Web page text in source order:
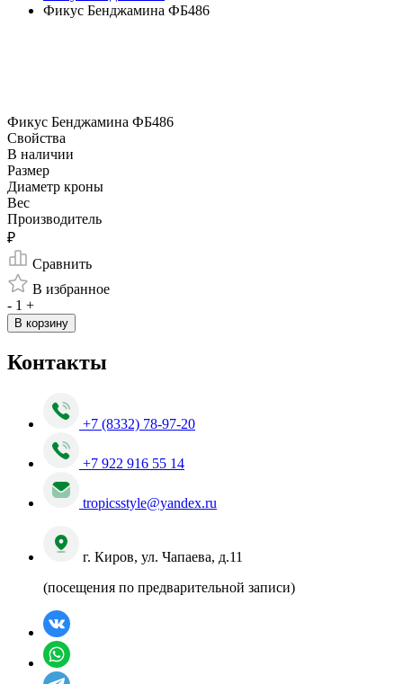
Фикус Бенджамина ФБ486
Фикус Бенджамина ФБ486
Свойства
В наличии
Размер
Диаметр кроны
Вес
Производитель
₽
Сравнить
В избранное
- 1 +
В корзину
Контакты
+7 (8332) 78-97-20
+7 922 916 55 14
tropicsstyle@yandex.ru
г. Киров, ул. Чапаева, д.11
(посещения по предварительной записи)